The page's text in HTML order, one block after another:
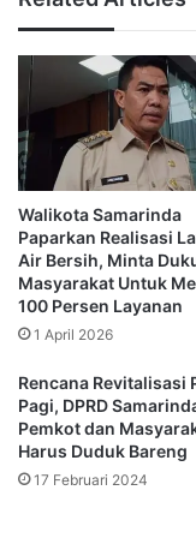
tanah dahulu.
sertifikat gratis,
sana,” jelasnya.
Andi Harun
kawasan kumuh dan
dengan rumah
Hal ini diharapkan
khususnya warga
“Kita akan bikin
sekaligus
membangunkan
melalui Dinas
(Perkim), dan
Walikota Samarinda
Paparkan Realisasi
Air Bersih, Minta
Masyarakat Untuk
100 Persen Layanan
1 April 2026
Rencana Revitalisasi
Pagi, DPRD
Pemkot dan
Harus Duduk Bareng
17 Februari 2024